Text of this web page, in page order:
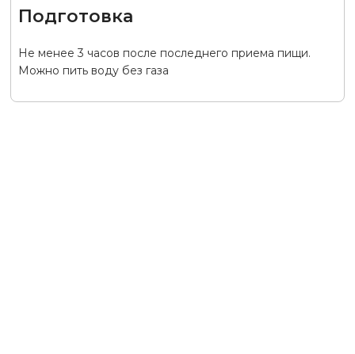
Подготовка
Не менее 3 часов после последнего приема пищи.
Можно пить воду без газа